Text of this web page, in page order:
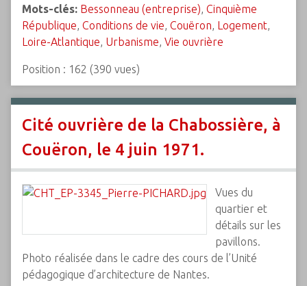
Mots-clés: Bessonneau (entreprise), Cinquième
République, Conditions de vie, Couëron, Logement,
Loire-Atlantique, Urbanisme, Vie ouvrière
Position : 162 (390 vues)
Cité ouvrière de la Chabossière, à
Couëron, le 4 juin 1971.
Vues du
quartier et
détails sur les
pavillons.
Photo réalisée dans le cadre des cours de l’Unité
pédagogique d’architecture de Nantes.